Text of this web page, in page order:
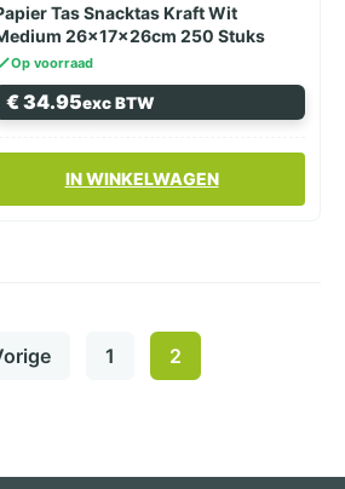
Tas Snacktas Kraft Wit
26x17x26cm 250 Stuks
Op voorraad
€34.95exc BTW
IN WINKELWAGEN
1 2